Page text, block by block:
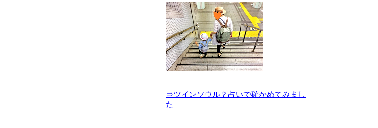
⇒ツインソウル？占いで確かめてみまし
た